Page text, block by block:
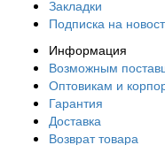
Закладки
Подписка на
Информация
Возможным
Оптовикам и
Гарантия
Доставка
Возврат товара